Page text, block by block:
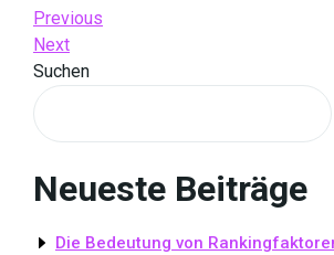
Beitrags-
Navigation
Previous
Post
Previous
Next
Post
Next
Suchen
Neueste Beiträge
Die Bedeutung von